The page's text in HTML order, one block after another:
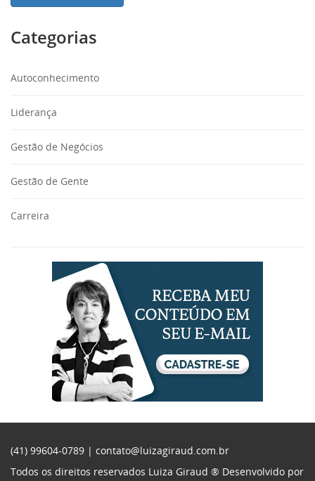
Categorias
Autoconhecimento
Liderança
Gestão de Negócios
Gestão de Gente
Carreira
(41) 99604-0789 | contato@luizagiraud.com.br
Todos os direitos reservados Luiza Giraud ® Desenvolvido por